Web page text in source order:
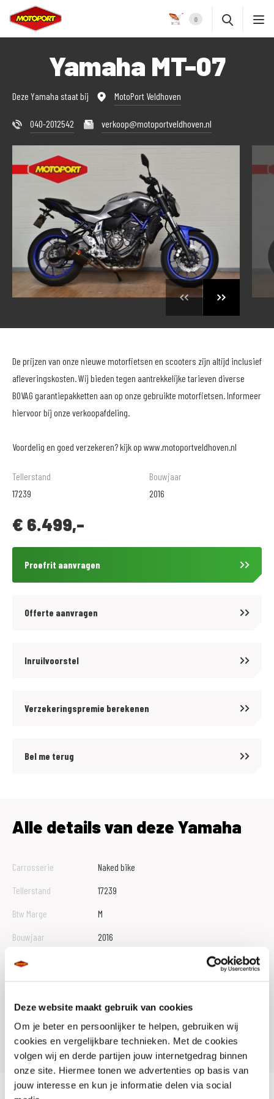
Deze website maakt gebruik van cookies
Om je beter en persoonlijker te helpen, gebruiken wij
cookies en vergelijkbare technieken. Met de cookies
volgen wij en derde partijen jouw internetgedrag binnen
onze site. Hiermee tonen we advertenties op basis van
jouw interesse en kun je informatie delen via social
0
Yamaha MT-07
Deze Yamaha staat bij MotoPort Veldhoven
040-2012542 verkoop@motoportveldhoven.nl
De prijzen van onze nieuwe motorfietsen en scooters zijn altijd inclusief
afleveringskosten. Wij bieden tegen aantrekkelijke tarieven diverse
BOVAG garantiepakketten aan op onze gebruikte motorfietsen. Informeer
hiervoor bij onze verkoopafdeling.
Voordelig en goed verzekeren? kijk op www.motoportveldhoven.nl
Tellerstand
17239
Bouwjaar
2016
€ 6.499,-
Proefrit aanvragen
Offerte aanvragen
Inruilvoorstel
Verzekeringspremie berekenen
Bel me terug
Alle details van deze Yamaha
Carrosserie
Naked bike
Tellerstand
17239
Btw Marge
M
Bouwjaar
2016
Vestiging
Conditie
Occasion
Rijbewijs type
Model
MT 07